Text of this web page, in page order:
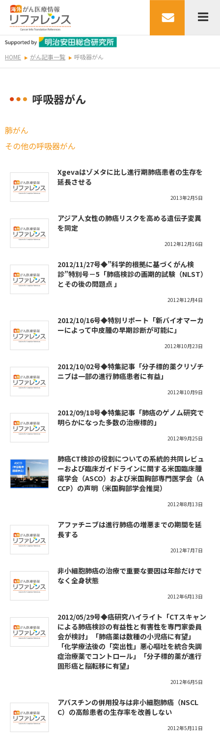
HOME がん記事一覧 呼吸器がん
呼吸器がん
肺がん
その他の呼吸器がん
Xgevaはゾメタに比し進行期肺癌患者の生存を
延長させる
2013年2月5日
アジア人女性の肺癌リスクを高める遺伝子変異
を同定
2012年12月16日
2012/11/27号◆”科学的根拠に基づくがん検
診”特別号－5「肺癌検診の画期的試験（NLST）
とその後の問題点 」
2012年12月4日
2012/10/16号◆特別リポート「新バイオマーカ
ーによって中皮腫の早期診断が可能に」
2012年10月23日
2012/10/02号◆特集記事「分子標的薬クリゾチ
ニブは一部の進行肺癌患者に有益」
2012年10月9日
2012/09/18号◆特集記事「肺癌のゲノム研究で
明らかになった多数の治療標的」
2012年9月25日
肺癌CT検診の役割についての系統的共同レビュ
ーおよび臨床ガイドラインに関する米国臨床腫
瘍学会（ASCO）および米国胸部専門医学会（A
CCP）の声明（米国胸部学会推奨）
2012年8月13日
アファチニブは進行肺癌の増悪までの期間を延
長する
2012年7月7日
非小細胞肺癌の治療で重要な要因は年齢だけで
なく全身状態
2012年6月13日
2012/05/29号◆癌研究ハイライト「CTスキャン
による肺癌検診の有益性と有害性を専門家委員
会が検討」「肺癌薬は数種の小児癌に有望」
「化学療法後の「突出性」悪心嘔吐を統合失調
症治療薬でコントロール」「分子標的薬が進行
固形癌と脳転移に有望」
2012年6月5日
アバスチンの併用投与は非小細胞肺癌（NSCL
C）の高齢患者の生存率を改善しない
2012年5月11日